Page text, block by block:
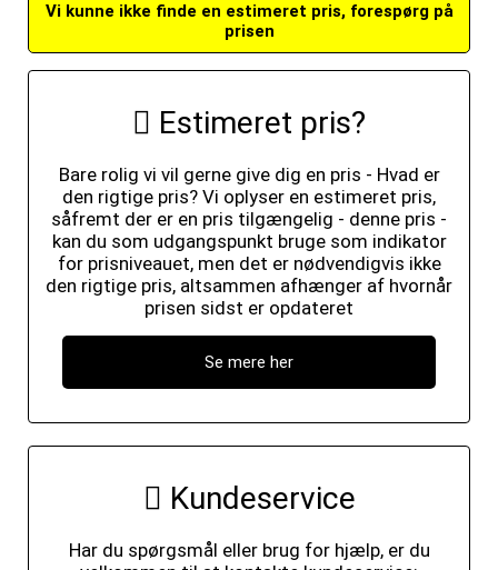
Vi kunne ikke finde en estimeret pris, forespørg på
prisen
Estimeret pris?
Bare rolig vi vil gerne give dig en pris - Hvad er
den rigtige pris? Vi oplyser en estimeret pris,
såfremt der er en pris tilgængelig - denne pris -
kan du som udgangspunkt bruge som indikator
for prisniveauet, men det er nødvendigvis ikke
den rigtige pris, altsammen afhænger af hvornår
prisen sidst er opdateret
Se mere her
Kundeservice
Har du spørgsmål eller brug for hjælp, er du